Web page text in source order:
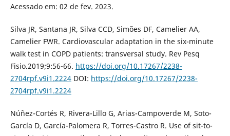
Acessado em: 02 de fev. 2023.
Silva JR, Santana JR, Silva CCD, Simões DF, Camelier AA,
Camelier FWR. Cardiovascular adaptation in the six-minute
walk test in COPD patients: transversal study. Rev Pesq
Fisio.2019;9:56-66. https://doi.org/10.17267/2238-
2704rpf.v9i1.2224DOI: https://doi.org/10.17267/2238-
2704rpf.v9i1.2224
Núñez-Cortés R, Rivera-Lillo G, Arias-Campoverde M, Soto-
García D, García-Palomera R, Torres-Castro R. Use of sit-to-